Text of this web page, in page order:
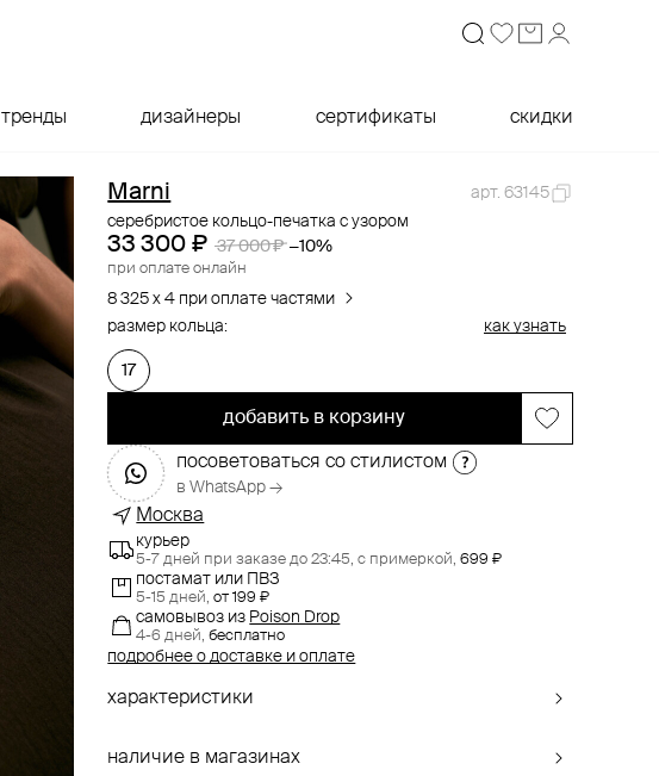
тренды дизайнеры сертификаты скидки
Marni
арт. 63145
серебристое кольцо-печатка с узором
33 300 ₽ 37 000 ₽ −10%
при оплате онлайн
8 325 x 4 при оплате частями
размер кольца:
как узнать
17
добавить в корзину
посоветоваться со стилистом
в WhatsApp →
Москва
курьер
5-7 дней при заказе до 23:45,с примеркой, 699 ₽
постамат или ПВЗ
5-15 дней,от 199 ₽
самовывоз из Poison Drop
4-6 дней,бесплатно
подробнее о доставке и оплате
характеристики
наличие в магазинах